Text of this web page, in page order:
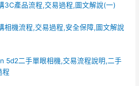
3C產品流程,交易過程,圖文解說(一)
相機流程,交易過程,安全保障,圖文解說
5d2二手單眼相機,交易流程說明,二手
程